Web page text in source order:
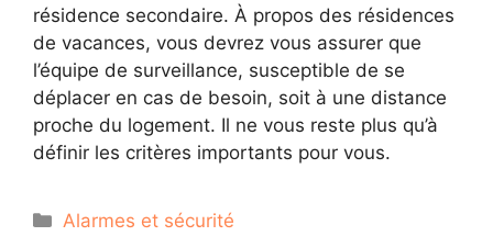
résidence secondaire. À propos des résidences
de vacances, vous devrez vous assurer que
l’équipe de surveillance, susceptible de se
déplacer en cas de besoin, soit à une distance
proche du logement. Il ne vous reste plus qu’à
définir les critères importants pour vous.
Catégories
Alarmes et sécurité